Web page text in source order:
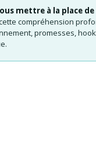
mettre à la place
compréhension
promesses,